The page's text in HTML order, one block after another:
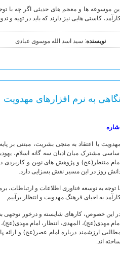
این موسوعه ها و معجم های حدیثی اگر چه با
کاستی هایی نیز دارند که باید در تهیه و
نویسنده: سید اسد الله موسوی عبادی
نگاهی به نرم افزارهای مهدویت
اشاره
یا اعتقاد به منجی بشریت، مبتنی بر
اساسی مشترک میان ادیان سه گانه اسلام،
امام منتظر(عج) و پژوهش های نوین و کاربردی
روز در این مسیر نقش بسزایی دارد.
توجه به توسعه فناوری اطلاعات و ارتباطات،
به احیای فرهنگ مهدویت و انتظار برآییم.
این خصوص، کارهای شایسته و درخور توجهی به
امام مهدی(عج)، المهدی، انتظار، امام
ارزشمند درباره امام عصر(عج) و
ساخته اند.